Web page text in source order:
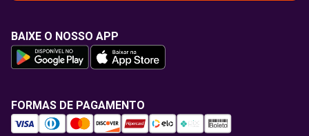
BAIXE O NOSSO APP
FORMAS DE PAGAMENTO